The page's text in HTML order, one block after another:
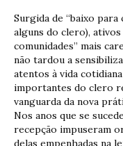
Surgida de “baixo para
alguns do clero),
comunidades” mais
não tardou a
atentos à vida
importantes do clero
vanguarda da nova
Nos anos que se
recepção impuseram
delas empenhadas na